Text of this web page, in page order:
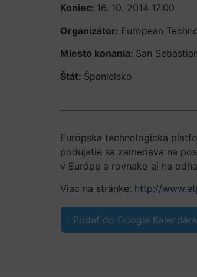
Koniec: 16. 10. 2014 17:00
Organizátor: European
Miesto konania: San
Štát: Španielsko
Európska technologická
podujatie sa zameriava na
v Európe a rovnako aj na
Viac na stránke: http://
Pridať do Google Kalendára